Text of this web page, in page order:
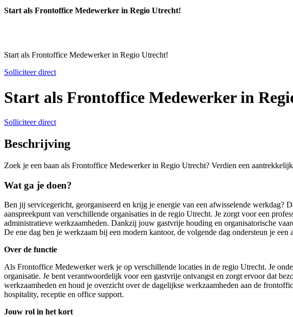
Start als Frontoffice Medewerker in Regio Utrecht!
Start als Frontoffice Medewerker in Regio Utrecht!
Solliciteer direct
Start als Frontoffice Medewerker in
Solliciteer direct
Beschrijving
Zoek je een baan als Frontoffice Medewerker in Regio Utrecht? Verdien een
Wat ga je doen?
Ben jij servicegericht, georganiseerd en krijg je energie van een afwisselende
aanspreekpunt van verschillende organisaties in de regio Utrecht. Je zorgt voor een
administratieve werkzaamheden. Dankzij jouw gastvrije houding en organisatorische
De ene dag ben je werkzaam bij een modern kantoor, de volgende dag ondersteun je
Over de functie
Als Frontoffice Medewerker werk je op verschillende locaties in de regio Utrecht. Je
organisatie. Je bent verantwoordelijk voor een gastvrije ontvangst en zorgt ervoor dat
werkzaamheden en houd je overzicht over de dagelijkse werkzaamheden aan de
hospitality, receptie en office support.
Jouw rol in het kort